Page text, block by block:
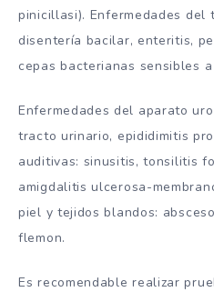
pinicillasi). Enfermedades
disentería bacilar, enteritis,
cepas bacterianas sensibles
Enfermedades del aparato
tracto urinario, epididimitis
auditivas: sinusitis, tonsilitis
amigdalitis ulcerosa-
piel y tejidos blandos:
flemon.
Es recomendable realizar